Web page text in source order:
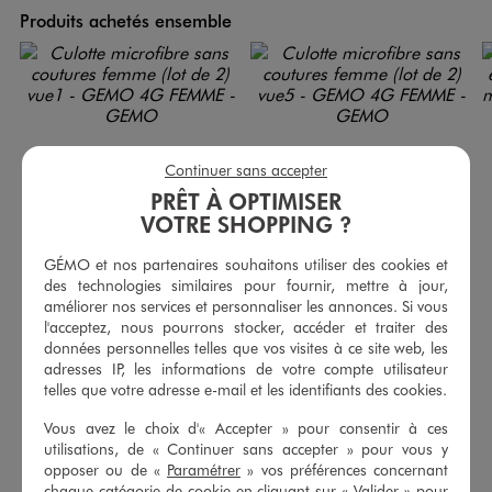
Produits achetés ensemble
Culotte microfibre sans coutures femme (lot de 2)
9,99 €
AJOUTERAU PANIER
Culotte microfibre sans coutures femme (lot de 2)
9,99 €
AJOUTERAU PANIER
PRÊT À OPTIMISER
VOTRE SHOPPING ?
GÉMO et nos partenaires souhaitons utiliser des cookies et
des technologies similaires pour fournir, mettre à jour,
améliorer nos services et personnaliser les annonces. Si vous
l'acceptez, nous pourrons stocker, accéder et traiter des
données personnelles telles que vos visites à ce site web, les
adresses IP, les informations de votre compte utilisateur
telles que votre adresse e-mail et les identifiants des cookies.
Vous avez le choix d'« Accepter » pour consentir à ces
utilisations, de « Continuer sans accepter » pour vous y
opposer ou de « Paramétrer » vos préférences concernant
Continuer sans accepter